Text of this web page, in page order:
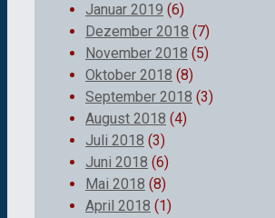
Januar 2019 (6)
Dezember 2018 (7)
November 2018 (5)
Oktober 2018 (8)
September 2018 (3)
August 2018 (4)
Juli 2018 (3)
Juni 2018 (6)
Mai 2018 (8)
April 2018 (1)